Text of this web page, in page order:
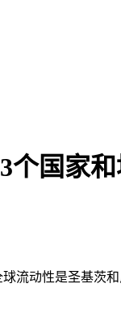
个国家
流动性是圣基